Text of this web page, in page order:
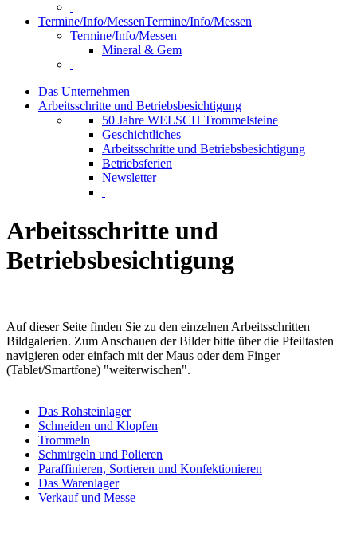
Termine/Info/MessenTermine/Info/Messen
Termine/Info/Messen
Mineral & Gem
Das Unternehmen
Arbeitsschritte und Betriebsbesichtigung
50 Jahre WELSCH Trommelsteine
Geschichtliches
Arbeitsschritte und Betriebsbesichtigung
Betriebsferien
Newsletter
Arbeitsschritte und
Betriebsbesichtigung
Auf dieser Seite finden Sie zu den einzelnen Arbeitsschritten
Bildgalerien. Zum Anschauen der Bilder bitte über die Pfeiltasten
navigieren oder einfach mit der Maus oder dem Finger
(Tablet/Smartfone) "weiterwischen".
Das Rohsteinlager
Schneiden und Klopfen
Trommeln
Schmirgeln und Polieren
Paraffinieren, Sortieren und Konfektionieren
Das Warenlager
Verkauf und Messe